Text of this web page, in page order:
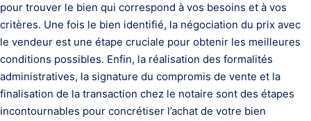
pour trouver le bien qui correspond à vos besoins et à vos
critères. Une fois le bien identifié, la négociation du prix avec
le vendeur est une étape cruciale pour obtenir les meilleures
conditions possibles. Enfin, la réalisation des formalités
administratives, la signature du compromis de vente et la
finalisation de la transaction chez le notaire sont des étapes
incontournables pour concrétiser l’achat de votre bien